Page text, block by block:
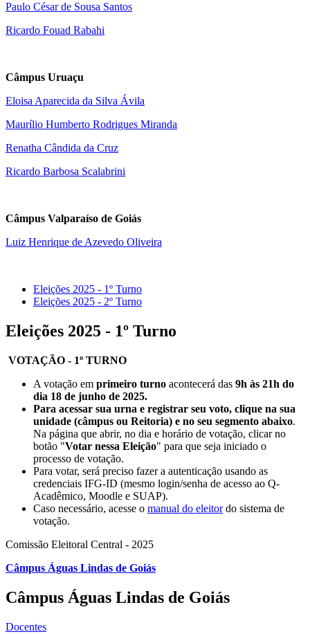
Paulo César de Sousa Santos
Ricardo Fouad Rabahi
Câmpus Uruaçu
Eloisa Aparecida da Silva Ávila
Maurílio Humberto Rodrigues Miranda
Renatha Cândida da Cruz
Ricardo Barbosa Scalabrini
Câmpus Valparaíso de Goiás
Luiz Henrique de Azevedo Oliveira
Eleições 2025 - 1º Turno
Eleições 2025 - 2º Turno
Eleições 2025 - 1º Turno
VOTAÇÃO - 1º TURNO
A votação em primeiro turno acontecerá das 9h às 21h do
dia 18 de junho de 2025.
Para acessar sua urna e registrar seu voto, clique na sua
unidade (câmpus ou Reitoria) e no seu segmento abaixo.
Na página que abrir, no dia e horário de votação, clicar no
botão "Votar nessa Eleição" para que seja iniciado o
processo de votação.
Para votar, será preciso fazer a autenticação usando as
credenciais IFG-ID (mesmo login/senha de acesso ao Q-
Acadêmico, Moodle e SUAP).
Caso necessário, acesse o manual do eleitordo sistema de
votação.
Comissão Eleitoral Central - 2025
Câmpus Águas Lindas de Goiás
Câmpus Águas Lindas de Goiás
Docentes